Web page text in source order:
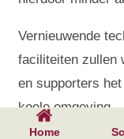
Vernieuwende
faciliteiten zullen
en supporters
koele omgeving.
Home